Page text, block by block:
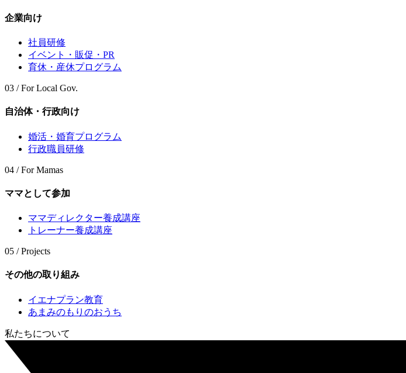
企業向け
社員研修
イベント・販促・PR
育休・産休プログラム
03 / For Local Gov.
自治体・行政向け
婚活・婚育プログラム
行政職員研修
04 / For Mamas
ママとして参加
ママディレクター養成講座
トレーナー養成講座
05 / Projects
その他の取り組み
イエナプラン教育
あまみのもりのおうち
私たちについて